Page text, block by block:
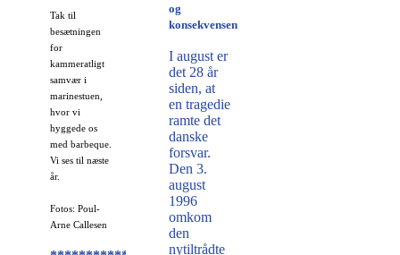
Tak til
besætningen
for
kammeratligt
samvær i
marinestuen,
hvor vi
hyggede os
med barbeque.
Vi ses til næste
år.
Fotos: Poul-
Arne Callesen
og
konsekvensen
I august er
det 28 år
siden, at
en tragedie
ramte det
danske
forsvar.
Den 3.
august
1996
omkom
den
nytiltrådte